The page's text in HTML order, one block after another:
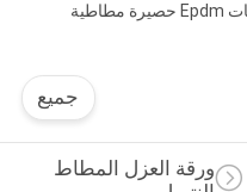
Antislip معدات رياضية مقاومة للصدمات Epdm حصيرة مطاطية
جميع
ورقة العزل المطاط